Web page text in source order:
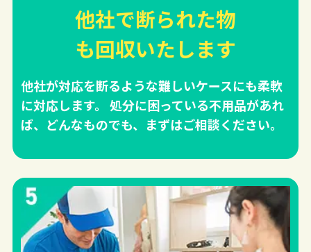
他社で断られた物
も回収いたします
他社が対応を断るような難しいケースにも柔軟
に対応します。 処分に困っている不用品があれ
ば、どんなものでも、まずはご相談ください。